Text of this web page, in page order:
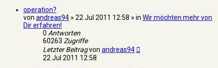
operation?
von andreas94 » 22 Jul 2011 12:58 » in Wir möchten mehr von
Dir erfahren!
0 Antworten
60263 Zugriffe
Letzter Beitragvon andreas94
22 Jul 2011 12:58